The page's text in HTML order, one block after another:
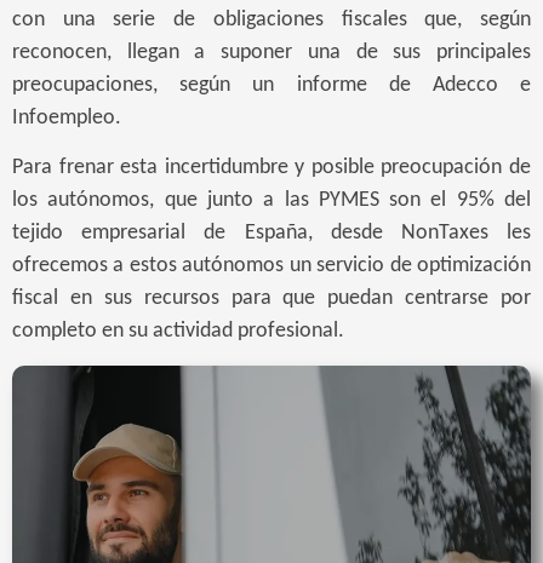
con una serie de obligaciones fiscales que, según
reconocen, llegan a suponer una de sus principales
preocupaciones, según un informe de Adecco e
Infoempleo.
Para frenar esta incertidumbre y posible preocupación de
los autónomos, que junto a las PYMES son el 95% del
tejido empresarial de España, desde NonTaxes les
ofrecemos a estos autónomos un servicio de optimización
fiscal en sus recursos para que puedan centrarse por
completo en su actividad profesional.